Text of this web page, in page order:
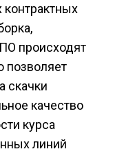
контрактных
происходят
позволяет
скачки
качество
курса
линий